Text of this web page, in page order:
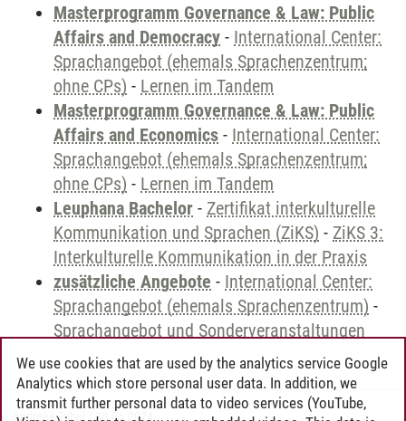
Masterprogramm Governance & Law: Public
Affairs and Democracy - International Center:
Sprachangebot (ehemals Sprachenzentrum;
ohne CPs) - Lernen im Tandem
Masterprogramm Governance & Law: Public
Affairs and Economics - International Center:
Sprachangebot (ehemals Sprachenzentrum;
ohne CPs) - Lernen im Tandem
Leuphana Bachelor - Zertifikat interkulturelle
Kommunikation und Sprachen (ZiKS) - ZiKS 3:
Interkulturelle Kommunikation in der Praxis
zusätzliche Angebote - International Center:
Sprachangebot (ehemals Sprachenzentrum) -
Sprachangebot und Sonderveranstaltungen
Andreea Tribel 30.06.2024
We use cookies that are used by the analytics service Google
Analytics which store personal user data. In addition, we
transmit further personal data to video services (YouTube,